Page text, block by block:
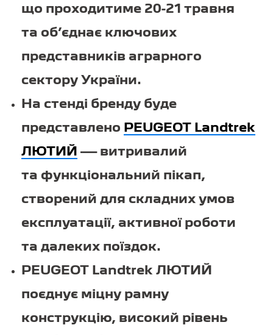
що проходитиме 20-21 травня
та об’єднає ключових
представників аграрного
сектору України.
На стенді бренду буде
представлено PEUGEOT Landtrek
ЛЮТИЙ — витривалий
та функціональний пікап,
створений для складних умов
експлуатації, активної роботи
та далеких поїздок.
PEUGEOT Landtrek ЛЮТИЙ
поєднує міцну рамну
конструкцію, високий рівень